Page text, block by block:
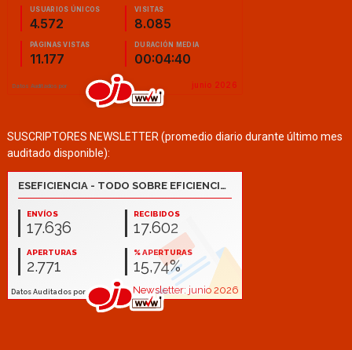
SUSCRIPTORES NEWSLETTER (promedio diario durante último mes
auditado disponible):